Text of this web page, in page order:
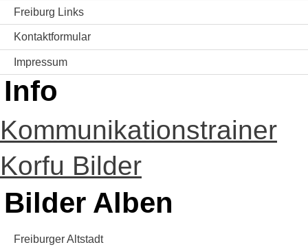
Freiburg Links
Kontaktformular
Impressum
Info
Kommunikationstrainer
Korfu Bilder
Bilder Alben
Freiburger Altstadt